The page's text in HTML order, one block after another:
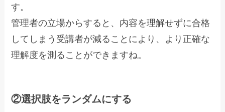
す。
管理者の立場からすると、内容を理解せずに合格
してしまう受講者が減ることにより、より正確な
理解度を測ることができますね。
②選択肢をランダムにする